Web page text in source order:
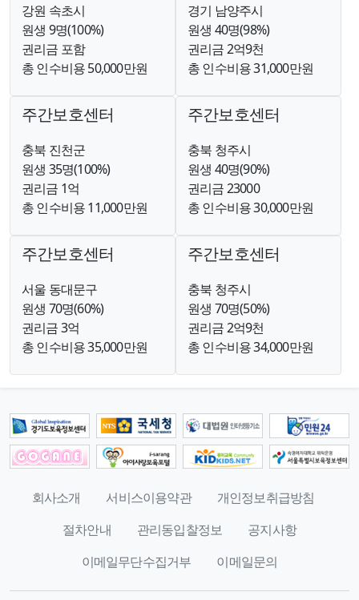
강원 속초시
원생 9명(100%)
권리금 포함
총 인수비용 50,000만원
경기 남양주시
원생 40명(98%)
권리금 2억9천
총 인수비용 31,000만원
주간보호센터
충북 진천군
원생 35명(100%)
권리금 1억
총 인수비용 11,000만원
주간보호센터
충북 청주시
원생 40명(90%)
권리금 23000
총 인수비용 30,000만원
주간보호센터
서울 동대문구
원생 70명(60%)
권리금 3억
총 인수비용 35,000만원
주간보호센터
충북 청주시
원생 70명(50%)
권리금 2억9천
총 인수비용 34,000만원
회사소개 서비스이용약관
개인정보취급방침
절차안내
관리동입찰정보
공지사항
이메일무단수집거부
이메일문의